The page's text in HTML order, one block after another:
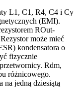
L1, C1, R4, C4 i Cy
(EMI).
ROut-
może mieć
kondensatora o
fizycznie
Rdm,
różnicowego.
na jedną dziesiątą